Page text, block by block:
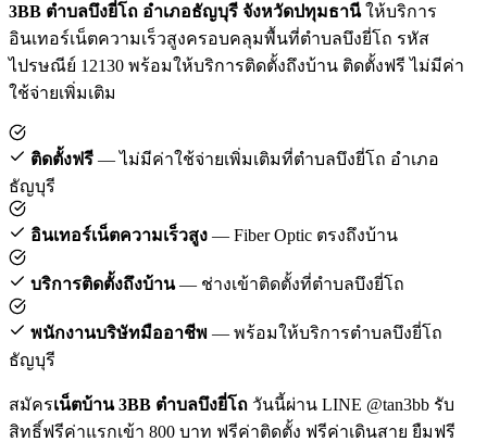
3BB ตำบลบึงยี่โถ อำเภอธัญบุรี จังหวัดปทุมธานีให้บริการ
อินเทอร์เน็ตความเร็วสูงครอบคลุมพื้นที่ตำบลบึงยี่โถ รหัส
ไปรษณีย์ 12130 พร้อมให้บริการติดตั้งถึงบ้าน ติดตั้งฟรี ไม่มีค่า
ใช้จ่ายเพิ่มเติม
ติดตั้งฟรี — ไม่มีค่าใช้จ่ายเพิ่มเติมที่ตำบลบึงยี่โถ อำเภอ
ธัญบุรี
อินเทอร์เน็ตความเร็วสูง — Fiber Optic ตรงถึงบ้าน
บริการติดตั้งถึงบ้าน— ช่างเข้าติดตั้งที่ตำบลบึงยี่โถ
พนักงานบริษัทมืออาชีพ — พร้อมให้บริการตำบลบึงยี่โถ
ธัญบุรี
สมัครเน็ตบ้าน 3BB ตำบลบึงยี่โถ วันนี้ผ่าน LINE @tan3bb รับ
สิทธิ์ฟรีค่าแรกเข้า 800 บาท ฟรีค่าติดตั้ง ฟรีค่าเดินสาย ยืมฟรี